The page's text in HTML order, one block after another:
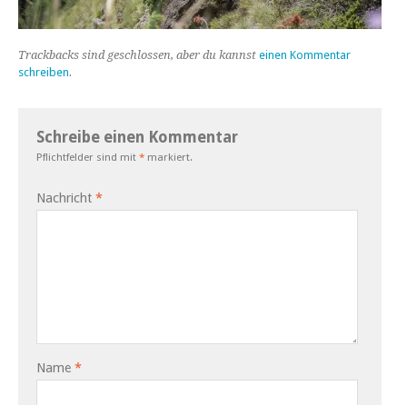
Trackbacks sind geschlossen, aber du kannst einen Kommentar
schreiben.
Schreibe einen Kommentar
Pflichtfelder sind mit * markiert.
Nachricht *
Name *